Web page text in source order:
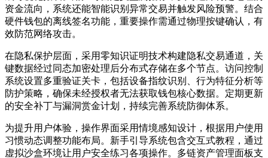
资金流向，系统还能智能识别异常交易并触发风险预警。结合
硬件钱包的离线签名功能，重要操作需通过物理按键确认，有
效防范网络攻击。
在隐私保护层面，采用零知识证明技术构建隐私交易通道，关
键数据经过同态加密处理后分布式存储在多个节点。访问控制
系统设置多重验证关卡，包括设备指纹识别、行为特征分析等
防护策略，确保未经授权者无法获取钱包核心数据。定期更新
的安全补丁与漏洞赏金计划，持续完善系统防御体系。
为提升用户体验，操作界面采用情境感知设计，根据用户使用
习惯动态调整功能布局。新手引导系统包含交互式教程，通过
虚拟沙盒环境让用户安全练习各项操作。多链资产管理面板支